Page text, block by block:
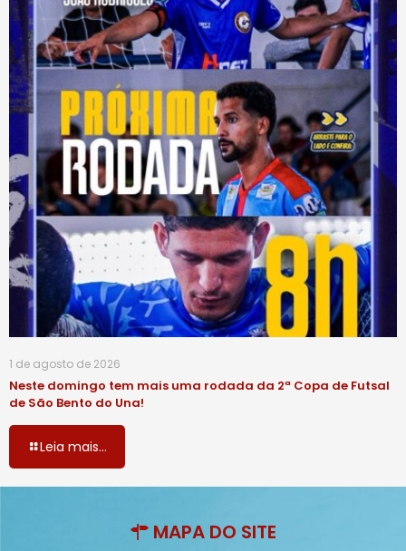
1 de agosto de 2026
Neste domingo tem mais uma rodada da 2ª Copa de Futsal
de São Bento do Una!
Leia mais...
MAPA DO SITE